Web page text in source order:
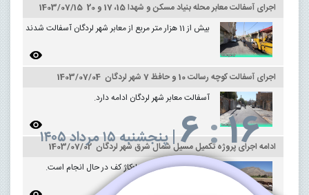
اجرای آسفالت معابر محله بنیاد مسکن و شهدا 15، 17 و 20 1403/07/15
بیش از 11 هزار متر مربع از معابر شهر لردگان آسفالت شدند
اجرای آسفالت کوچه رسالت 10 و حافظ 7 شهر لردگان 1403/07/04
آسفالت معابر شهر لردگان ادامه دارد.
ادامه اجرای پروژه تکمیل مسیل شمال شرق شهر لردگان 1403/07/02
عملیات سنگ چینی و بلوکاژ کف در حال انجام است.
6:16
|پنجشنبه ۱۵ مرداد ۱۴۰۵